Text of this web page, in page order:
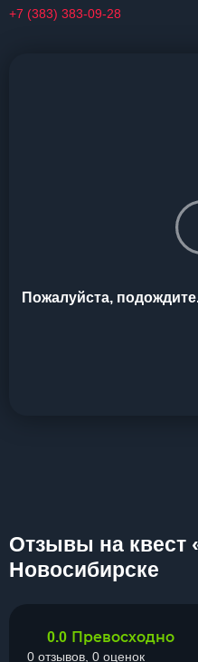
+7 (383) 383-09-28
Пожалуйста,
Отзывы на квест
Новосибирске
0.0 Превосходно
0 отзывов, 0 оценок